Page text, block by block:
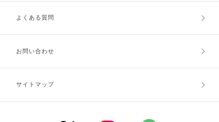
ご利用ガイドトップ
お支払方法
キャンセル・返品・交換
よくある質問
お問い合わせ
サイトマップ